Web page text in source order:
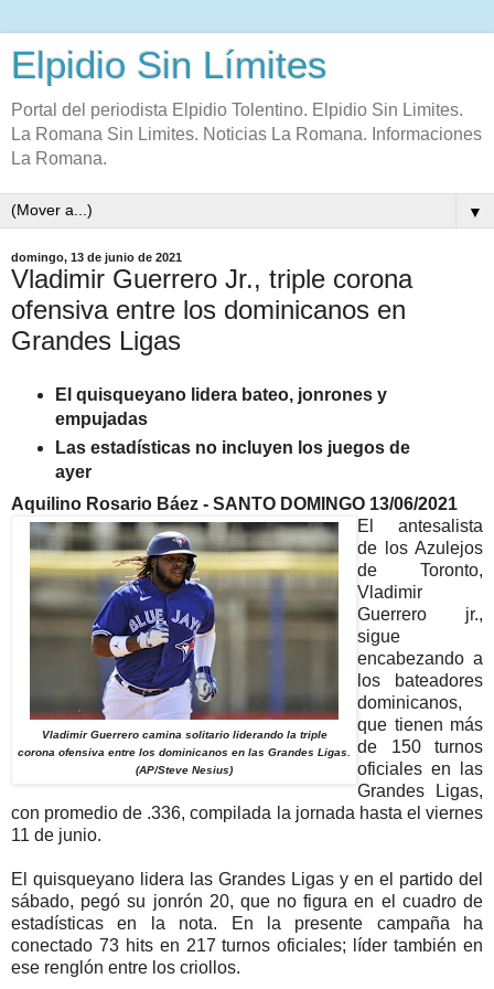
Elpidio Sin Límites
Portal del periodista Elpidio Tolentino. Elpidio Sin Limites.
La Romana Sin Limites. Noticias La Romana. Informaciones
La Romana.
▼
domingo, 13 de junio de 2021
Vladimir Guerrero Jr., triple corona
ofensiva entre los dominicanos en
Grandes Ligas
El quisqueyano lidera bateo, jonrones y
empujadas
Las estadísticas no incluyen los juegos de
ayer
Aquilino Rosario Báez - SANTO DOMINGO 13/06/2021
Vladimir Guerrero camina solitario liderando la triple
corona ofensiva entre los dominicanos en las Grandes Ligas.
(AP/Steve Nesius)
El antesalista
de los Azulejos
de Toronto,
Vladimir
Guerrero jr.,
sigue
encabezando a
los bateadores
dominicanos,
que tienen más
de 150 turnos
oficiales en las
Grandes Ligas,
con promedio de .336, compilada la jornada hasta el viernes
11 de junio.
El quisqueyano lidera las Grandes Ligas y en el partido del
sábado, pegó su jonrón 20, que no figura en el cuadro de
estadísticas en la nota. En la presente campaña ha
conectado 73 hits en 217 turnos oficiales; líder también en
ese renglón entre los criollos.